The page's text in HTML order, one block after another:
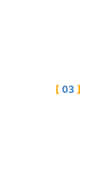
03